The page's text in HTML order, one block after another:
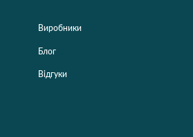
Виробники
Блог
Відгуки